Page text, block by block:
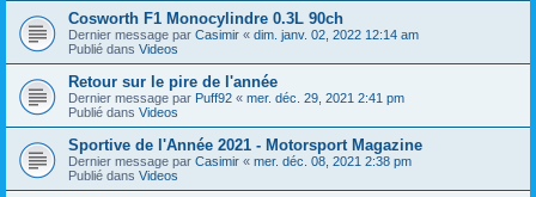
Cosworth F1 Monocylindre 0.3L 90ch
Dernier message par Casimir « dim. janv. 02, 2022 12:14 am
Publié dans Videos
Retour sur le pire de l'année
Dernier message par Puff92 « mer. déc. 29, 2021 2:41 pm
Publié dans Videos
Sportive de l'Année 2021 - Motorsport Magazine
Dernier message par Casimir « mer. déc. 08, 2021 2:38 pm
Publié dans Videos